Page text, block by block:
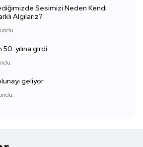
Sesimizi Neden Kendi
Algılarız?
yılına girdi
geliyor